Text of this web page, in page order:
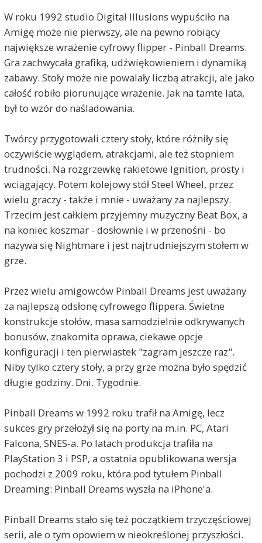
W roku 1992 studio Digital Illusions wypuściło na
Amigę może nie pierwszy, ale na pewno robiący
największe wrażenie cyfrowy flipper - Pinball Dreams.
Gra zachwycała grafiką, udźwiękowieniem i dynamiką
zabawy. Stoły może nie powalały liczbą atrakcji, ale jako
całość robiło piorunujące wrażenie. Jak na tamte lata,
był to wzór do naśladowania.
Twórcy przygotowali cztery stoły, które różniły się
oczywiście wyglądem, atrakcjami, ale też stopniem
trudności. Na rozgrzewkę rakietowe Ignition, prosty i
wciągający. Potem kolejowy stół Steel Wheel, przez
wielu graczy - także i mnie - uważany za najlepszy.
Trzecim jest całkiem przyjemny muzyczny Beat Box, a
na koniec koszmar - dosłownie i w przenośni - bo
nazywa się Nightmare i jest najtrudniejszym stołem w
grze.
Przez wielu amigowców Pinball Dreams jest uważany
za najlepszą odsłonę cyfrowego flippera. Świetne
konstrukcje stołów, masa samodzielnie odkrywanych
bonusów, znakomita oprawa, ciekawe opcje
konfiguracji i ten pierwiastek "zagram jeszcze raz".
Niby tylko cztery stoły, a przy grze można było spędzić
długie godziny. Dni. Tygodnie.
Pinball Dreams w 1992 roku trafił na Amigę, lecz
sukces gry przełożył się na porty na m.in. PC, Atari
Falcona, SNES-a. Po latach produkcja trafiła na
PlayStation 3 i PSP, a ostatnia opublikowana wersja
pochodzi z 2009 roku, która pod tytułem Pinball
Dreaming: Pinball Dreams wyszła na iPhone'a.
Pinball Dreams stało się też początkiem trzyczęściowej
serii, ale o tym opowiem w nieokreślonej przyszłości.